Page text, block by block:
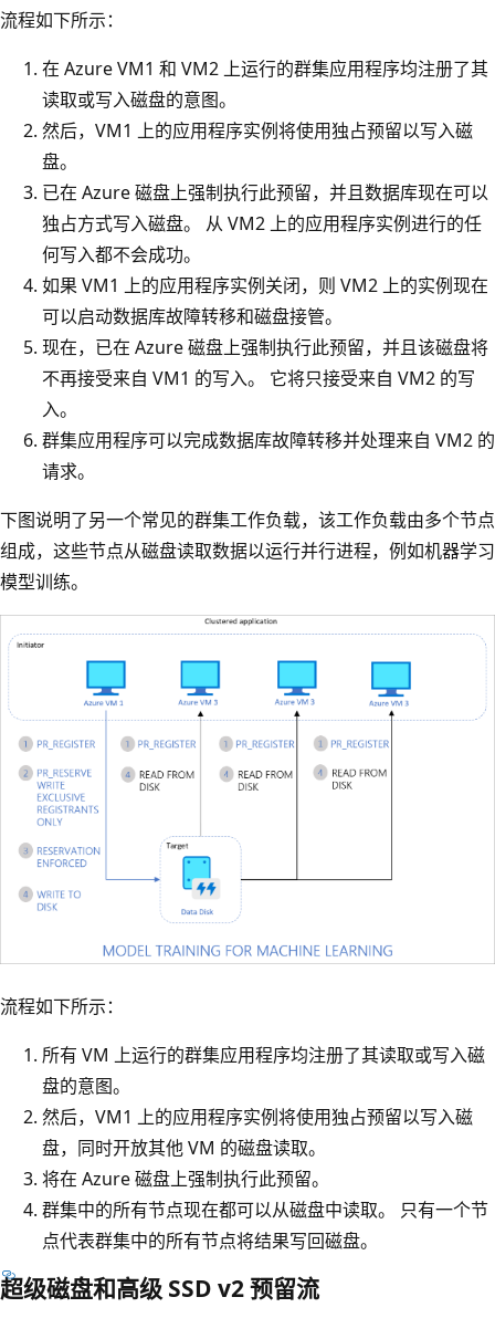
流程如下所示：
在 Azure VM1 和 VM2 上运行的群集应用程序均注册了其
读取或写入磁盘的意图。
然后，VM1 上的应用程序实例将使用独占预留以写入磁
盘。
已在 Azure 磁盘上强制执行此预留，并且数据库现在可以
独占方式写入磁盘。 从 VM2 上的应用程序实例进行的任
何写入都不会成功。
如果 VM1 上的应用程序实例关闭，则 VM2 上的实例现在
可以启动数据库故障转移和磁盘接管。
现在，已在 Azure 磁盘上强制执行此预留，并且该磁盘将
不再接受来自 VM1 的写入。 它将只接受来自 VM2 的写
入。
群集应用程序可以完成数据库故障转移并处理来自 VM2 的
请求。
下图说明了另一个常见的群集工作负载，该工作负载由多个节点
组成，这些节点从磁盘读取数据以运行并行进程，例如机器学习
模型训练。
流程如下所示：
所有 VM 上运行的群集应用程序均注册了其读取或写入磁
盘的意图。
然后，VM1 上的应用程序实例将使用独占预留以写入磁
盘，同时开放其他 VM 的磁盘读取。
将在 Azure 磁盘上强制执行此预留。
群集中的所有节点现在都可以从磁盘中读取。 只有一个节
点代表群集中的所有节点将结果写回磁盘。
超级磁盘和高级 SSD v2 预留流